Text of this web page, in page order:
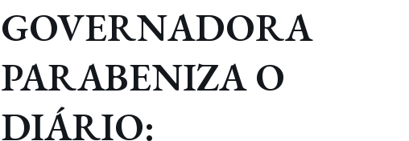
GOVERNADORA
PARABENIZA O
DIÁRIO: